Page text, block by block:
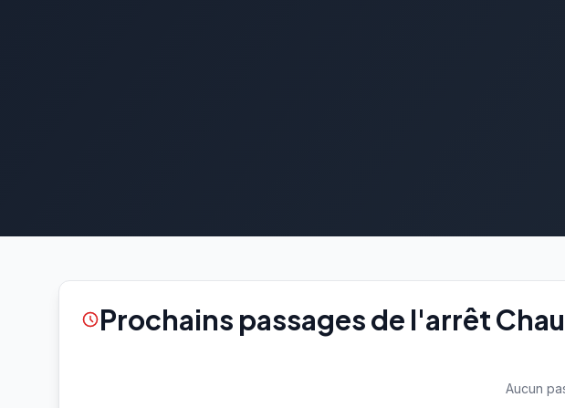
Prochains passages de l'arrêt
Aucun